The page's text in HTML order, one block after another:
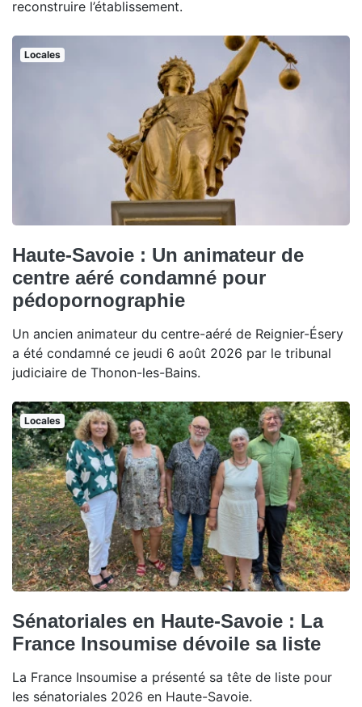
reconstruire l’établissement.
Locales
Haute-Savoie : Un animateur de
centre aéré condamné pour
pédopornographie
Un ancien animateur du centre-aéré de Reignier-Ésery
a été condamné ce jeudi 6 août 2026 par le tribunal
judiciaire de Thonon-les-Bains.
Locales
Sénatoriales en Haute-Savoie : La
France Insoumise dévoile sa liste
La France Insoumise a présenté sa tête de liste pour
les sénatoriales 2026 en Haute-Savoie.